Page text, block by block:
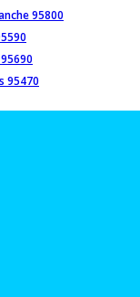
95800
95470